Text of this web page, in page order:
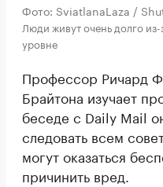
Фото: SviatlanaLaza /
Люди живут очень долго
уровне
Профессор Ричард
Брайтона изучает
беседе с Daily Mail
следовать всем
могут оказаться
причинить вред.